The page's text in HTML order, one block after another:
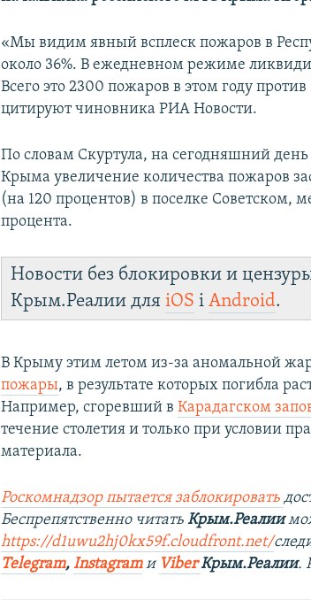
«Мы видим явный всплеск пожаров в
около 36%. В ежедневном режиме
Всего это 2300 пожаров в этом году
цитируют чиновника РИА Новости.
По словам Скуртула, на сегодняшний
Крыма увеличение количества пожаров
(на 120 процентов) в поселке Советском,
процента.
Новости без блокировки и
Крым.Реалии дляiOS іAndroid.
В Крыму этим летом из-за аномальной
пожары, в результате которых погибла
Например, сгоревший вКарадагском
течение столетия и только при условии
материала.
Роскомнадзор пытается заблокировать
Беспрепятственно читатьКрым.Реалии
https://d1uwu2hj0kx59f.cloudfront.net/
Telegram,Instagramи Viber Крым.Реалии.